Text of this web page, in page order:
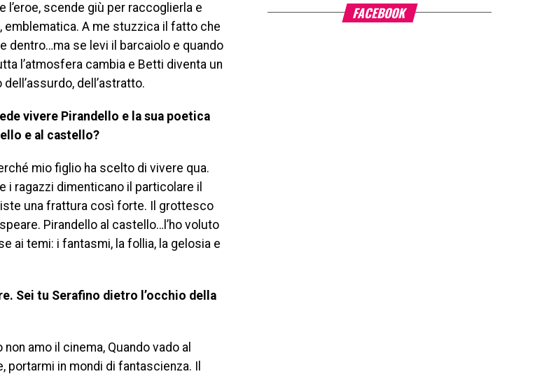
scende giù per raccoglierla e
emblematica. A me stuzzica il fatto che
dentro…ma se levi il barcaiolo e quando
l’atmosfera cambia e Betti diventa un
dell’astratto.
vivere Pirandello e la sua poetica
e al castello?
mio figlio ha scelto di vivere qua.
i ragazzi dimenticano il particolare il
una frattura così forte. Il grottesco
Pirandello al castello…l’ho voluto
ai temi: i fantasmi, la follia, la gelosia e
Sei tu Serafino dietro l’occhio della
amo il cinema, Quando vado al
in mondi di fantascienza. Il
FACEBOOK